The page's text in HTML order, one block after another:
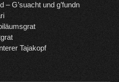
– G’suacht und g’fundn
Tajakopf